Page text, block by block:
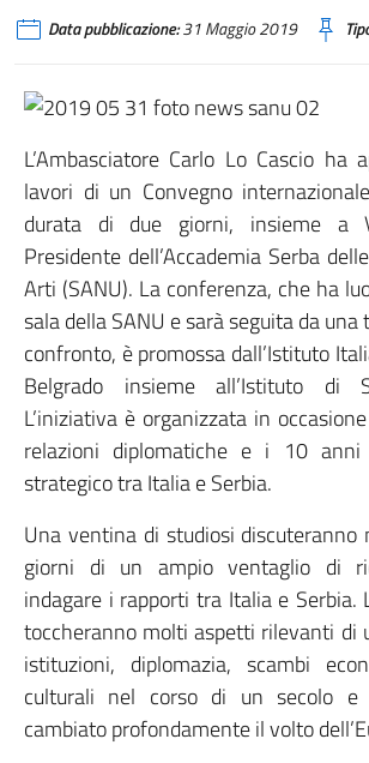
Data pubblicazione:31 Maggio 2019
L’Ambasciatore Carlo Lo Cascio ha
lavori di un Convegno
durata di due giorni, insieme a
Presidente dell’Accademia Serba
Arti (SANU). La conferenza, che ha
sala della SANU e sarà seguita da
confronto, è promossa dall’Istituto
Belgrado insieme all’Istituto di
L’iniziativa è organizzata in
relazioni diplomatiche e i 10 anni
strategico tra Italia e Serbia.
Una ventina di studiosi discuteranno
giorni di un ampio ventaglio di
indagare i rapporti tra Italia e Serbia.
toccheranno molti aspetti rilevanti di
istituzioni, diplomazia, scambi
culturali nel corso di un secolo e
cambiato profondamente il volto